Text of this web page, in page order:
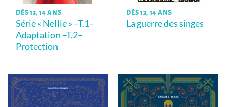
DÈS 13, 14 ANS
Série « Nellie » –T.1–
Adaptation –T.2–
Protection
DÈS 13, 14 ANS
La guerre des singes